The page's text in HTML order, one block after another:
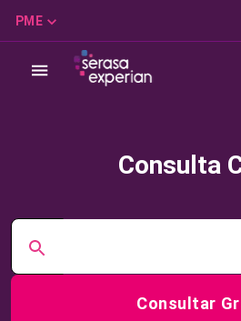
PME
Consulta
Consultar